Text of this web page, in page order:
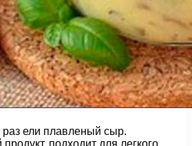
ели плавленый сыр.
подходит для легкого